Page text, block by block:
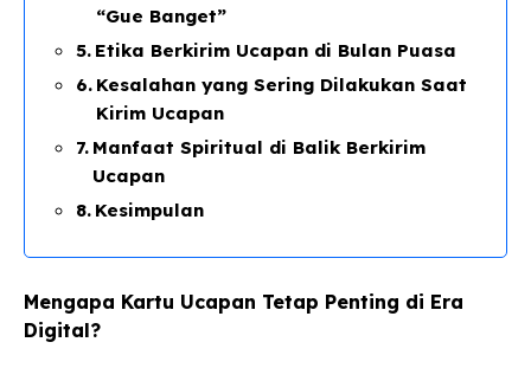
“Gue Banget”
Etika Berkirim Ucapan di Bulan Puasa
Kesalahan yang Sering Dilakukan Saat
Kirim Ucapan
Manfaat Spiritual di Balik Berkirim
Ucapan
Kesimpulan
Mengapa Kartu Ucapan Tetap Penting di Era
Digital?